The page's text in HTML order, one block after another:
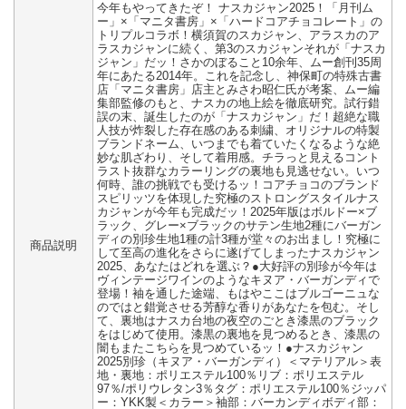
商品説明
今年もやってきたぞ！ ナスカジャン2025！「月刊ム
ー」×「マニタ書房」×「ハードコアチョコレート」の
トリプルコラボ！横須賀のスカジャン、アラスカのア
ラスカジャンに続く、第3のスカジャンそれが「ナスカ
ジャン」だッ！さかのぼること10余年、ムー創刊35周
年にあたる2014年。これを記念し、神保町の特殊古書
店「マニタ書房」店主とみさわ昭仁氏が考案、ムー編
集部監修のもと、ナスカの地上絵を徹底研究。試行錯
誤の末、誕生したのが「ナスカジャン」だ！超絶な職
人技が炸裂した存在感のある刺繍、オリジナルの特製
ブランドネーム、いつまでも着ていたくなるような絶
妙な肌ざわり、そして着用感。チラっと見えるコント
ラスト抜群なカラーリングの裏地も見逃せない。いつ
何時、誰の挑戦でも受けるッ！コアチョコのブランド
スピリッツを体現した究極のストロングスタイルナス
カジャンが今年も完成だッ！2025年版はボルドー×ブ
ラック、グレー×ブラックのサテン生地2種にバーガン
ディの別珍生地1種の計3種が堂々のお出まし！究極に
して至高の進化をさらに遂げてしまったナスカジャン
2025、あなたはどれを選ぶ？●大好評の別珍が今年は
ヴィンテージワインのようなキヌア・バーガンディで
登場！袖を通した途端、もはやここはブルゴーニュな
のではと錯覚させる芳醇な香りがあなたを包む。そし
て、裏地はナスカ台地の夜空のごとき漆黒のブラック
をはじめて使用。漆黒の裏地を見つめるとき、漆黒の
闇もまたこちらを見つめているッ！●ナスカジャン
2025別珍（キヌア・バーガンディ）＜マテリアル＞表
地・裏地：ポリエステル100％リブ：ポリエステル
97％/ポリウレタン3％タグ：ポリエステル100％ジッパ
ー：YKK製＜カラー＞袖部：バーカンディボディ部：